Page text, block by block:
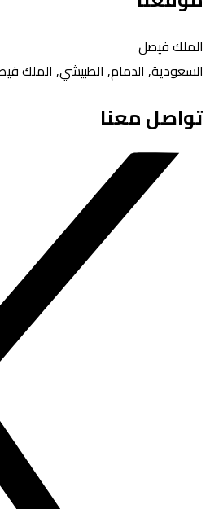
الملك فيصل
السعودية, الدمام, الطبيشي, الملك
تواصل معنا